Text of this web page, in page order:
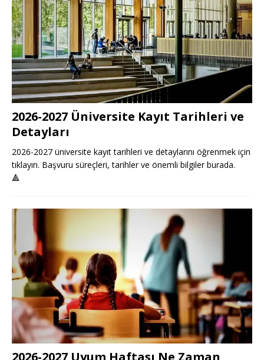
2026-2027 Üniversite Kayıt Tarihleri ve
Detayları
2026-2027 üniversite kayıt tarihleri ve detaylarını öğrenmek için
tıklayın. Başvuru süreçleri, tarihler ve önemli bilgiler burada.
🔺